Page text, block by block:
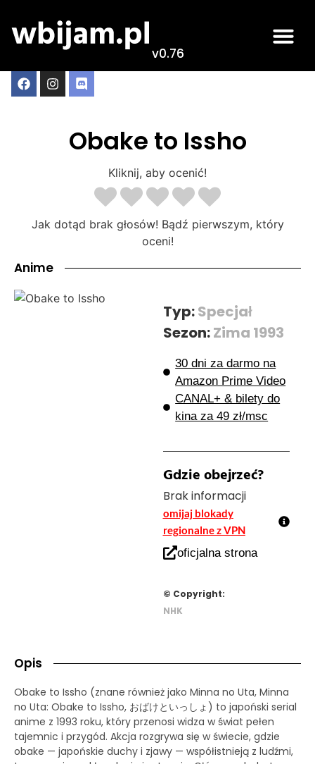
v0.76
Obake to Issho
Kliknij, aby ocenić!
Jak dotąd brak głosów! Bądź pierwszym, który
oceni!
Anime
Typ:Specjał
Sezon:Zima 1993
30 dni za darmo na
Amazon Prime Video
CANAL+ & bilety do
kina za 49 zł/msc
Gdzie obejrzeć?
Brak informacji
omijaj blokady
regionalne z VPN
oficjalna strona
© Copyright:
NHK
Opis
Obake to Issho (znane również jako Minna no Uta, Minna
no Uta: Obake to Issho, おばけといっしょ) to japoński serial
anime z 1993 roku, który przenosi widza w świat pełen
tajemnic i przygód. Akcja rozgrywa się w świecie, gdzie
obake — japońskie duchy i zjawy — współistnieją z ludźmi,